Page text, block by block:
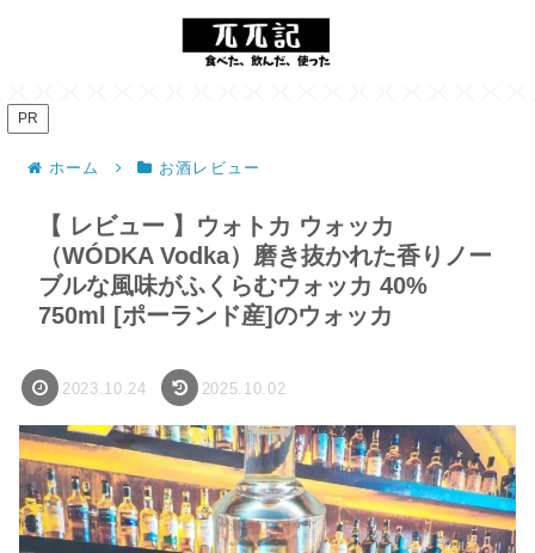
PR
ホーム お酒レビュー
【 レビュー 】ウォトカ ウォッカ
（WÓDKA Vodka）磨き抜かれた香りノー
ブルな風味がふくらむウォッカ 40%
750ml [ポーランド産]のウォッカ
2023.10.24 2025.10.02